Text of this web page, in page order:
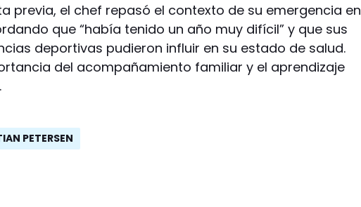
previa, el chef repasó el contexto de su emergencia en
que “había tenido un año muy difícil” y que sus
deportivas pudieron influir en su estado de salud.
del acompañamiento familiar y el aprendizaje
PETERSEN